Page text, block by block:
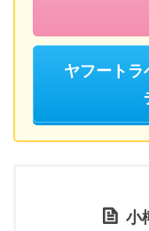
ヤフートラ
小